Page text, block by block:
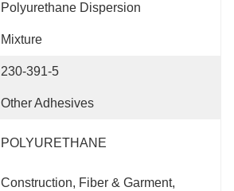
Polyurethane Dispersion
Mixture
230-391-5
Other Adhesives
POLYURETHANE
Construction, Fiber & Garment,